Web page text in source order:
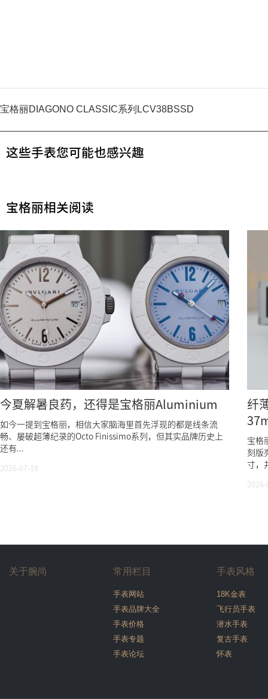
宝格丽DIAGONO CLASSIC系列LCV38BSSD
这些手表您可能也感兴趣
宝格丽相关阅读
今夏解暑良药，还得是宝格丽Aluminium
如今一提到宝格丽，相信大家脑海里首先浮现的都是线条流
畅、屡破超薄纪录的Octo Finissimo系列，但其实品牌历史上
还有...
2026-07-19
纤
宝格
刻版
寸，
关于腕尚 常用栏目
手表网站
手表品牌大全
手表价格
手表专题
手表论坛
手表风格
18K金表
飞行员手表
潜水手表
复古手表
怀表